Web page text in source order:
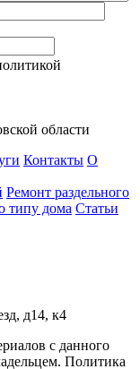
области
Контакты О
Ремонт раздельного
типу дома Статьи
д14, к4
с данного
Политика